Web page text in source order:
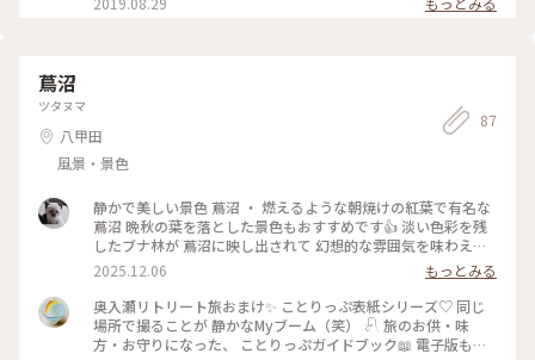
蔦沼
ツタヌマ
八甲田
風景・景色
87
静かで美しい景色 蔦沼 ・ 燃えるような朝焼けの紅葉で有名な
蔦沼 晩秋の葉を落とした景色もおすすめです👍 淡い色彩を残
したブナ林が 蔦沼に映し出されて 幻想的な雰囲気を味わえま
す。 聞こえてくるのは、鳥の声と、雪解けの水滴が水面に落ち
る音、そして水鳥が水中に潜る音だけ。 いつまでも座って見て
いたくなる癒しの時間を過ごしました✨✨ #ことりっぷと一緒
#ことりっぷ #秋の装い #蔦沼 #青森
2025.12.06
もっとみる
奥入瀬リトリート旅おまけ✨ ことりっぷ表紙シリーズ♡ 同じ
場所で撮ることが 静かなMyブーム（笑） 𓍯 旅のお供・味
方・お守りになった、 ことりっぷガイドブック📖 電子版もい